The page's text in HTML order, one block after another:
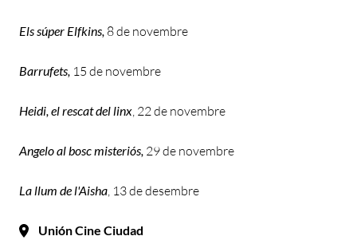
Els súper Elfkins, 8 de novembre
Barrufets, 15 de novembre
Heidi, el rescat del linx, 22 de novembre
Angelo al bosc misteriós, 29 de novembre
La llum de l'Aisha, 13 de desembre
Unión Cine Ciudad